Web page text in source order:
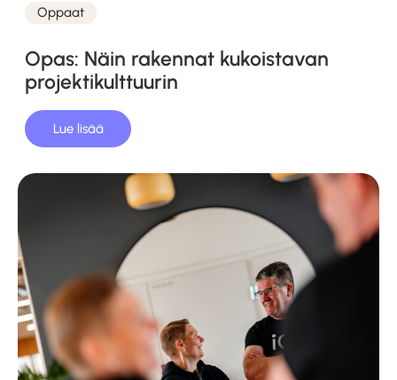
Kategoriat
Oppaat
Opas: Näin rakennat kukoistavan
projektikulttuurin
Lue lisää